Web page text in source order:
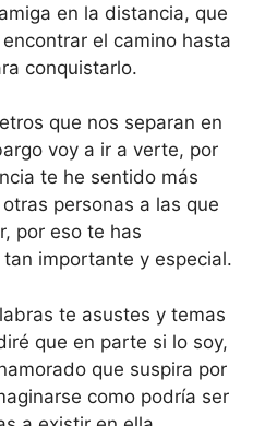
en la distancia, que
el camino hasta
conquistarlo.
que nos separan en
voy a ir a verte, por
te he sentido más
personas a las que
por eso te has
importante y especial.
te asustes y temas
que en parte si lo soy,
que suspira por
como podría ser